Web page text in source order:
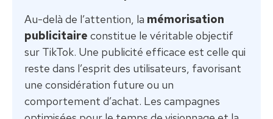
Au-delà de l’attention, la mémorisation
publicitaire constitue le véritable objectif
sur TikTok. Une publicité efficace est celle qui
reste dans l’esprit des utilisateurs, favorisant
une considération future ou un
comportement d’achat. Les campagnes